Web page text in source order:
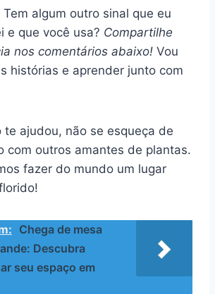
algum outro sinal que eu
e que você usa? Compartilhe
nos comentários abaixo! Vou
histórias e aprender junto com
te ajudou, não se esqueça de
com outros amantes de plantas.
fazer do mundo um lugar
Chega de mesa
Descubra
seu espaço em